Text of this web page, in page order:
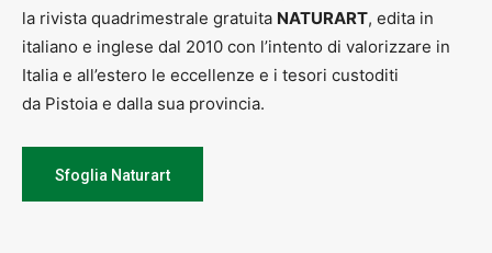
la rivista quadrimestrale gratuita NATURART, edita in
italiano e inglese dal 2010 con l’intento di valorizzare in
Italia e all’estero le eccellenze e i tesori custoditi
da Pistoia e dalla sua provincia.
Sfoglia Naturart